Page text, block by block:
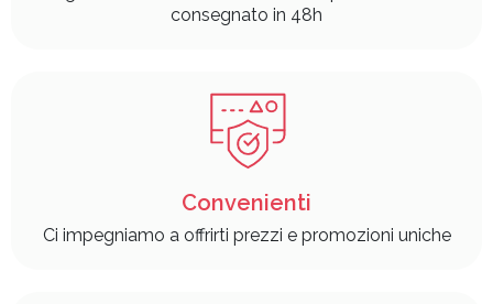
consegnato in 48h
Convenienti
Ci impegniamo a offrirti prezzi e promozioni uniche